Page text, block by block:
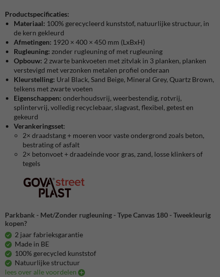
Productspecificaties:
Materiaal: 100% gerecycleerd kunststof, natuurlijke structuur, in
de kern gekleurd
Afmetingen: 1920 × 400 × 450 mm (LxBxH)
Rugleuning: zonder rugleuning of met rugleuning
Opbouw: 2 zwarte bankvoeten met zitvlak in 3 planken, planken
verstevigd met verzonken metalen profiel onderaan
Kleurstelling: Ural Black, Sand Beige, Mineral Grey, Quartz Brown,
telkens met zwarte voeten
Eigenschappen: onderhoudsvrij, weerbestendig, rotvrij,
splintervrij, volledig recyclebaar, slagvast, flexibel, getest en
gekeurd
Verankeringsset:
2× draadstang + moeren voor vaste ondergrond zoals beton,
bestrating of asfalt
2× betonvoet + draadeinde voor gras, zand, losse klinkers of
tegels
Parkbank - Met/Zonder rugleuning - Type Canvas 180 - Tweekleurig
kopen?
2 jaar fabrieksgarantie
Made in BE
100% gerecycled kunststof
Natuurlijke structuur
lees over alle voordelen